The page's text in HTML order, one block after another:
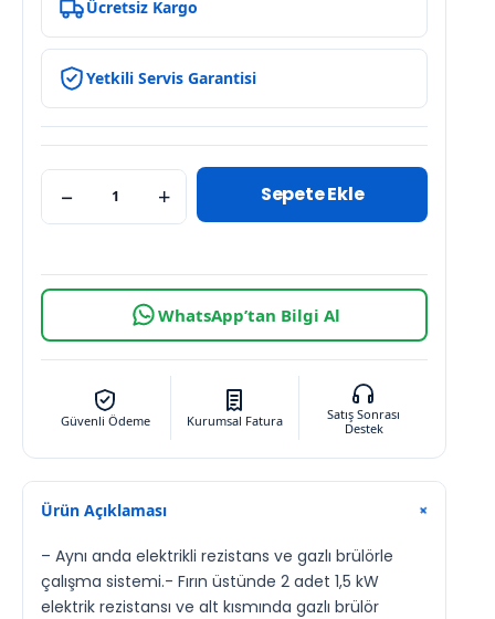
Ücretsiz Kargo
Yetkili Servis Garantisi
− + Sepete Ekle
WhatsApp’tan Bilgi Al
Güvenli Ödeme Kurumsal Fatura
Satış Sonrası
Destek
Ürün Açıklaması +
– Aynı anda elektrikli rezistans ve gazlı brülörle
çalışma sistemi.- Fırın üstünde 2 adet 1,5 kW
elektrik rezistansı ve alt kısmında gazlı brülör